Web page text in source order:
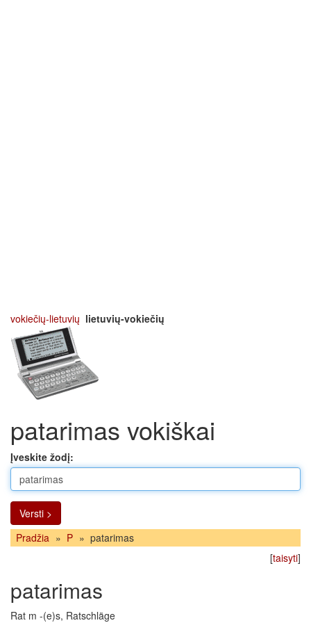
vokiečių-lietuvių lietuvių-vokiečių
patarimas vokiškai
Įveskite žodį:
Versti >
Pradžia » P » patarimas
[taisyti]
patarimas
Rat m -(e)s, Ratschläge